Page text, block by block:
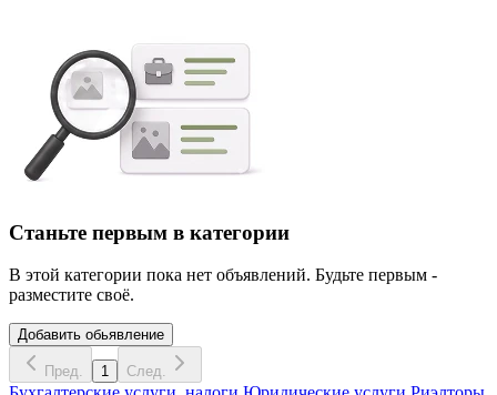
Станьте первым в категории
В этой категории пока нет объявлений. Будьте первым -
разместите своё.
Добавить обьявление
Пред. 1 След.